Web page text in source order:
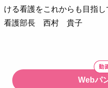
ける看護をこれからも目指し
看護部長 西村 貴子
Webパ